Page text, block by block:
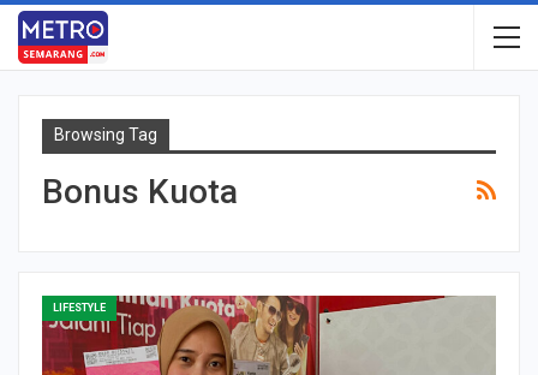
Browsing Tag
Bonus Kuota
LIFESTYLE